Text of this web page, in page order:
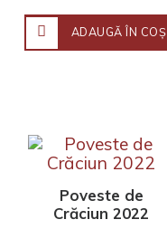
ADAUGĂ ÎN COŞ
Poveste de
Crăciun 2022